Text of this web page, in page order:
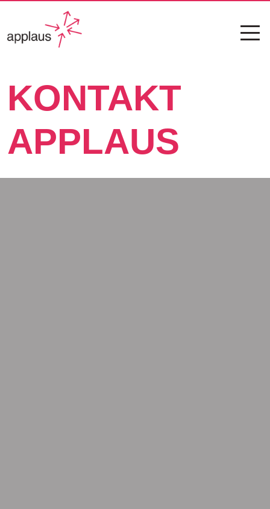
KONTAKT
APPLAUS